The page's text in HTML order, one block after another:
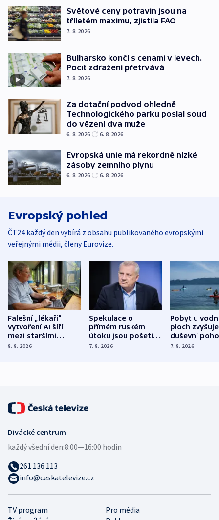
Světové ceny potravin jsou na
tříletém maximu, zjistila FAO
7. 8. 2026
Bulharsko končí s cenami v levech.
Pocit zdražení přetrvává
7. 8. 2026
Za dotační podvod ohledně
Technologického parku poslal soud
do vězení dva muže
6. 8. 2026 6. 8. 2026
Evropská unie má rekordně nízké
zásoby zemního plynu
6. 8. 2026 6. 8. 2026
Evropský pohled
ČT24 každý den vybírá z obsahu publikovaného evropskými
veřejnými médii, členy Eurovize.
Falešní „lékaři“
vytvoření AI šíří
mezi staršími
Poláky nebezpečné
8. 8. 2026
Spekulace o
přímém ruském
útoku jsou pošetilé,
míní estonský
7. 8. 2026
Pobyt u
ploch zvyšuje
duševní
ukázala
7. 8. 2026
TV program
Pro média
Divácké centrum
každý všední den:8:00—16:00 hodin
261 136 113
info@ceskatelevize.cz